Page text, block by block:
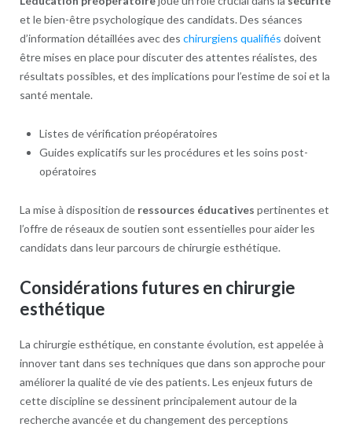
et le bien-être psychologique des candidats. Des séances
d’information détaillées avec des chirurgiens qualifiés doivent
être mises en place pour discuter des attentes réalistes, des
résultats possibles, et des implications pour l’estime de soi et la
santé mentale.
Listes de vérification préopératoires
Guides explicatifs sur les procédures et les soins post-
opératoires
La mise à disposition de ressources éducatives pertinentes et
l’offre de réseaux de soutien sont essentielles pour aider les
candidats dans leur parcours de chirurgie esthétique.
Considérations futures en chirurgie
esthétique
La chirurgie esthétique, en constante évolution, est appelée à
innover tant dans ses techniques que dans son approche pour
améliorer la qualité de vie des patients. Les enjeux futurs de
cette discipline se dessinent principalement autour de la
recherche avancée et du changement des perceptions